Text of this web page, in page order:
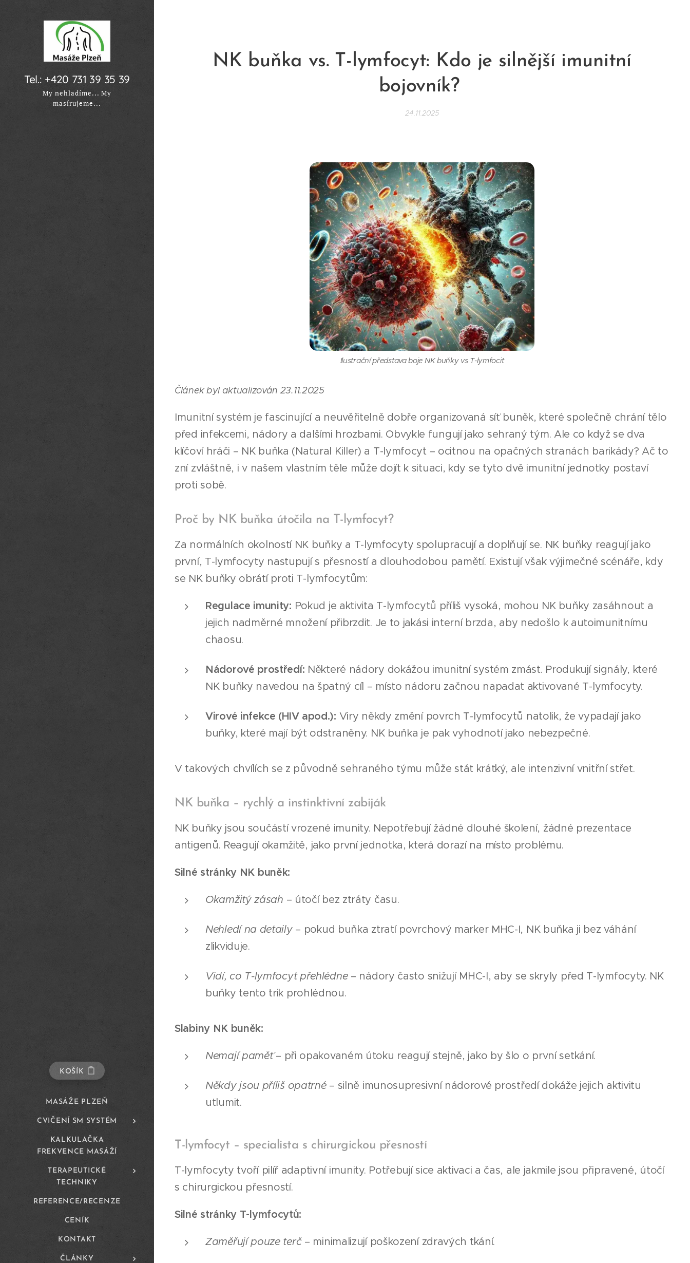
Tel.: +420 731 39 35 39
My nehladíme... My
masírujeme...
KOŠÍK
MASÁŽE PLZEŇ
CVIČENÍ SM SYSTÉM
KALKULAČKA
FREKVENCE MASÁŽÍ
TERAPEUTICKÉ
TECHNIKY
REFERENCE/RECENZE
CENÍK
KONTAKT
ČLÁNKY
NK buňka vs. T-lymfocyt: Kdo je silnější imunitní
bojovník?
24.11.2025
Ilustrační představa boje NK buňky vs T-lymfocit
Článek byl aktualizován 23.11.2025
Imunitní systém je fascinující a neuvěřitelně dobře organizovaná síť buněk, které společně chrání tělo
před infekcemi, nádory a dalšími hrozbami. Obvykle fungují jako sehraný tým. Ale co když se dva
klíčoví hráči – NK buňka (Natural Killer) a T-lymfocyt – ocitnou na opačných stranách barikády? Ač to
zní zvláštně, i v našem vlastním těle může dojít k situaci, kdy se tyto dvě imunitní jednotky postaví
proti sobě.
Proč by NK buňka útočila na T-lymfocyt?
Za normálních okolností NK buňky a T-lymfocyty spolupracují a doplňují se. NK buňky reagují jako
první, T-lymfocyty nastupují s přesností a dlouhodobou pamětí. Existují však výjimečné scénáře, kdy
se NK buňky obrátí proti T-lymfocytům:
Regulace imunity: Pokud je aktivita T-lymfocytů příliš vysoká, mohou NK buňky zasáhnout a
jejich nadměrné množení přibrzdit. Je to jakási interní brzda, aby nedošlo k autoimunitnímu
chaosu.
Nádorové prostředí: Některé nádory dokážou imunitní systém zmást. Produkují signály, které
NK buňky navedou na špatný cíl – místo nádoru začnou napadat aktivované T-lymfocyty.
Virové infekce (HIV apod.): Viry někdy změní povrch T-lymfocytů natolik, že vypadají jako
buňky, které mají být odstraněny. NK buňka je pak vyhodnotí jako nebezpečné.
V takových chvílích se z původně sehraného týmu může stát krátký, ale intenzivní vnitřní střet.
NK buňka – rychlý a instinktivní zabiják
NK buňky jsou součástí vrozené imunity. Nepotřebují žádné dlouhé školení, žádné prezentace
antigenů. Reagují okamžitě, jako první jednotka, která dorazí na místo problému.
Silné stránky NK buněk:
Okamžitý zásah – útočí bez ztráty času.
Nehledí na detaily– pokud buňka ztratí povrchový marker MHC-I, NK buňka ji bez váhání
zlikviduje.
Vidí, co T-lymfocyt přehlédne– nádory často snižují MHC-I, aby se skryly před T-lymfocyty. NK
buňky tento trik prohlédnou.
Slabiny NK buněk:
Nemají paměť– při opakovaném útoku reagují stejně, jako by šlo o první setkání.
Někdy jsou příliš opatrné– silně imunosupresivní nádorové prostředí dokáže jejich aktivitu
utlumit.
T-lymfocyt – specialista s chirurgickou přesností
T-lymfocyty tvoří pilíř adaptivní imunity. Potřebují sice aktivaci a čas, ale jakmile jsou připravené, útočí
s chirurgickou přesností.
Silné stránky T-lymfocytů:
Zaměřují pouze terč– minimalizují poškození zdravých tkání.